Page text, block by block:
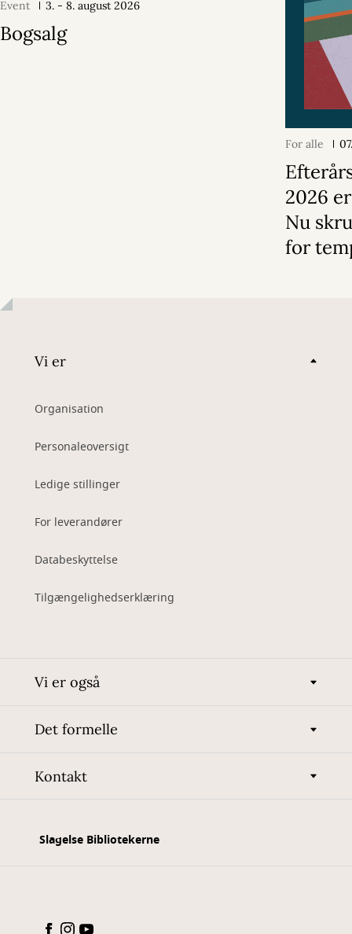
Event 3. - 8. august 2026
Bogsalg
For alle
2026
Nu
for
Vi er
Organisation
Personaleoversigt
Ledige stillinger
For leverandører
Databeskyttelse
Tilgængelighedserklæring
Vi er også
Det formelle
Kontakt
Slagelse Bibliotekerne